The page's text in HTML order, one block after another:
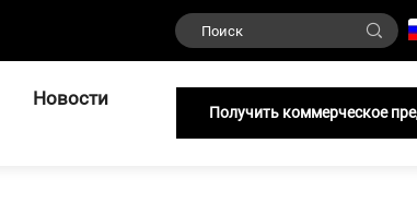
Новости
Получить коммерческое